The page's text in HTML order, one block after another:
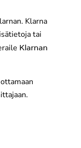
Klarna
tai
Klarnan